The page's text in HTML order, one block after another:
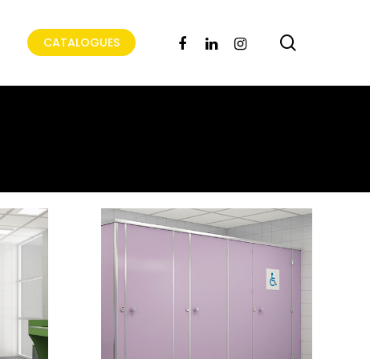
CATALOGUES FACEBOOKLINKEDININSTAGRAM